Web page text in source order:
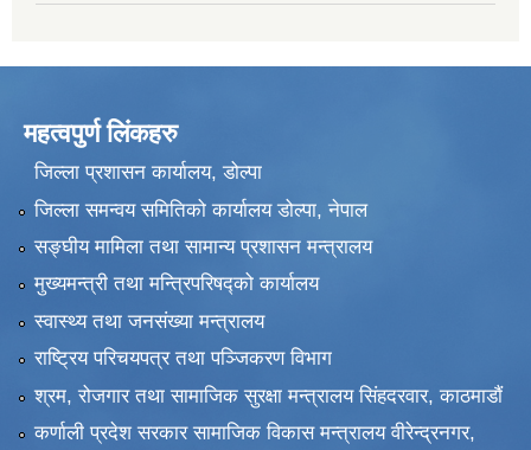
महत्वपुर्ण लिंकहरु
जिल्ला प्रशासन कार्यालय, डोल्पा
जिल्ला समन्वय समितिको कार्यालय डोल्पा, नेपाल
सङ्‍घीय मामिला तथा सामान्य प्रशासन मन्त्रालय
मुख्यमन्त्री तथा मन्त्रिपरिषद्को कार्यालय
स्वास्थ्य तथा जनसंख्या मन्त्रालय
राष्ट्रिय परिचयपत्र तथा पञ्जिकरण विभाग
श्रम, रोजगार तथा सामाजिक सुरक्षा मन्त्रालय सिंहदरवार, काठमाडाैं
कर्णाली प्रदेश सरकार सामाजिक विकास मन्त्रालय वीरेन्द्रनगर,